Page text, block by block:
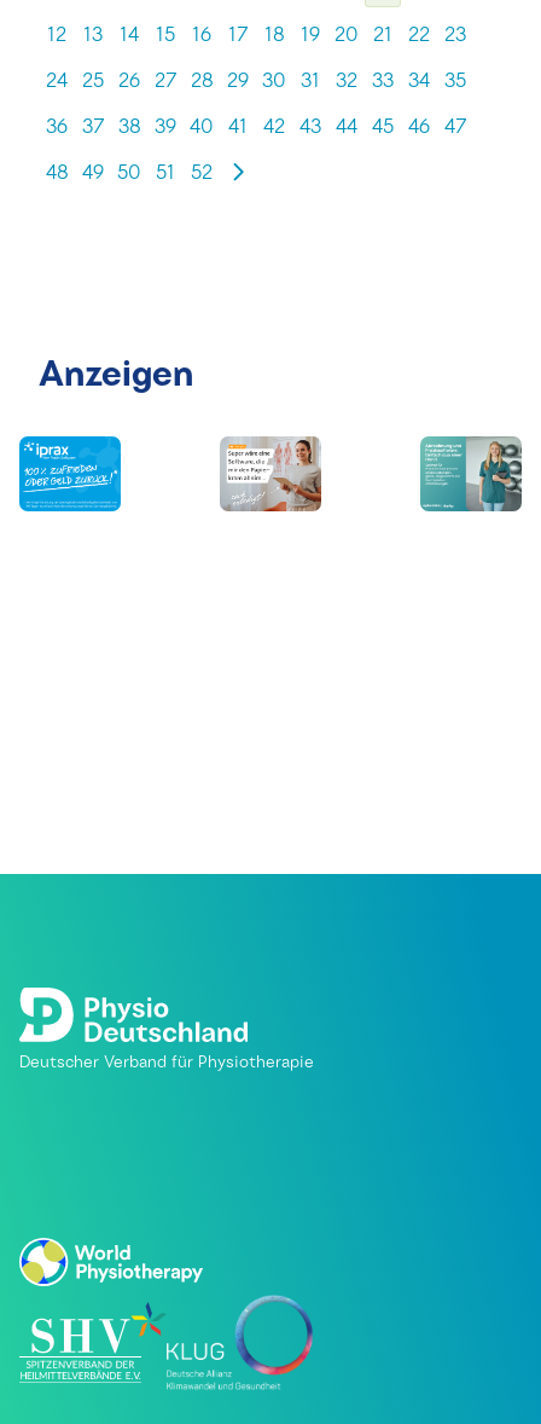
12 13 14 15 16 17 18 19 20 21 22 23
24 25 26 27 28 29 30 31 32 33 34 35
36 37 38 39 40 41 42 43 44 45 46 47
48 49 50 51 52
Anzeigen
Deutscher Verband für Physiotherapie